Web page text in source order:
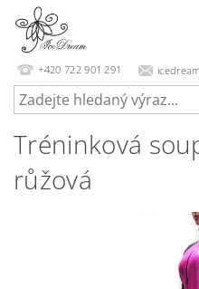
+420 722 901 291
Tréninková
růžová